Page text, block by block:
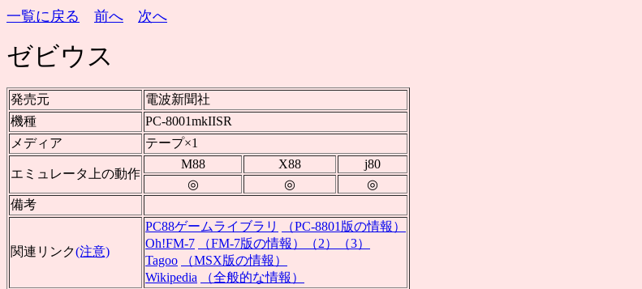
一覧に戻る 前へ 次へ
ゼビウス
発売元
電波新聞社
機種
PC-8001mkIISR
メディア
テープ×1
エミュレータ上の動作
M88 X88
j80
◎
◎
◎
備考
関連リンク(注意)
PC88ゲームライブラリ
（PC-8801版の情報）
Oh!FM-7
（FM-7版の情報） （2）
（3）
Tagoo
（MSX版の情報）
Wikipedia
（全般的な情報）